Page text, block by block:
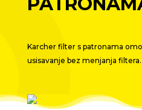
Karcher filter s patronama
usisavanje bez menjanja filtera.